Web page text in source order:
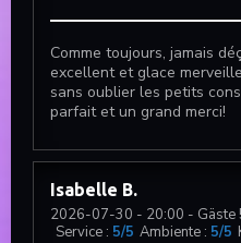
Comme toujours, jamais
excellent et glace
sans oublier les petits
parfait et un grand merci!
Isabelle B
2026-07-30 - 20:00 - Gäste
Service : 5/5 Ambiente : 5/5